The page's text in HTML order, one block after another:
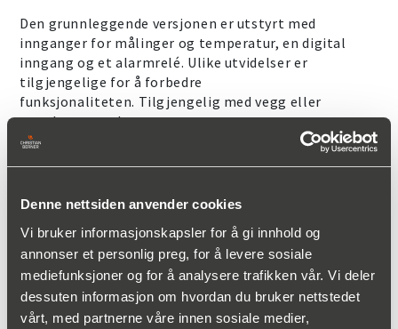
Denne nettsiden anvender cookies
Vi bruker informasjonskapsler for å gi innhold og
annonser et personlig preg, for å levere sosiale
mediefunksjoner og for å analysere trafikken vår. Vi deler
dessuten informasjon om hvordan du bruker nettstedet
vårt, med partnerne våre innen sosiale medier,
Den grunnleggende versjonen er utstyrt med
innganger for målinger og temperatur, en digital
inngang og et alarmrelé. Ulike utvidelser er
tilgjengelige for å forbedre
funksjonaliteten. Tilgjengelig med vegg eller
panelmontert hus.
Neon® kan styres via Kuntze Cloud Connect® når
Bruksområder
Prosessen
Desinfeksjon